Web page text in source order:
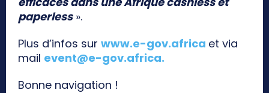
paperless».
Plus d’infos sur www.e-gov.africa et via
mail event@e-gov.africa.
Bonne navigation !